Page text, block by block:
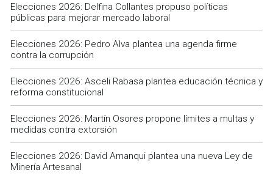
Elecciones 2026: Delfina Collantes propuso políticas
públicas para mejorar mercado laboral
Elecciones 2026: Pedro Alva plantea una agenda firme
contra la corrupción
Elecciones 2026: Asceli Rabasa plantea educación técnica y
reforma constitucional
Elecciones 2026: Martín Osores propone límites a multas y
medidas contra extorsión
Elecciones 2026: David Amanqui plantea una nueva Ley de
Minería Artesanal